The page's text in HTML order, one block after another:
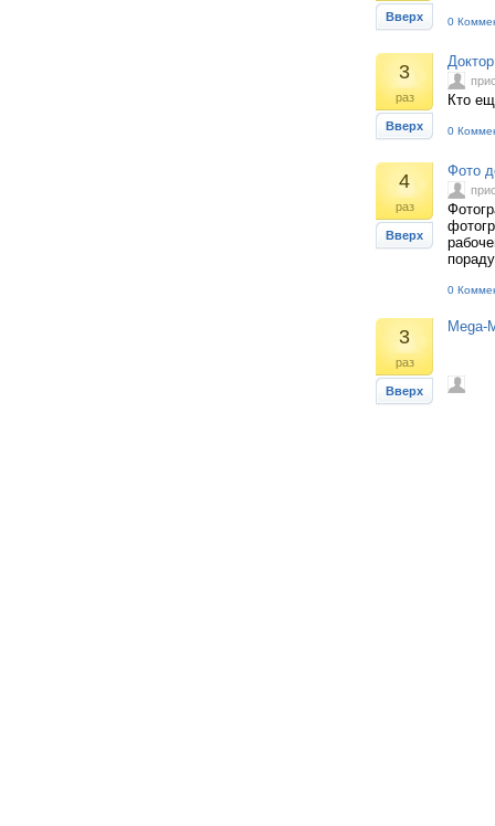
Вверх 0
3
раз
Вверх
Кто
0
4
раз
Вверх
Фото
0
3
раз
Вверх